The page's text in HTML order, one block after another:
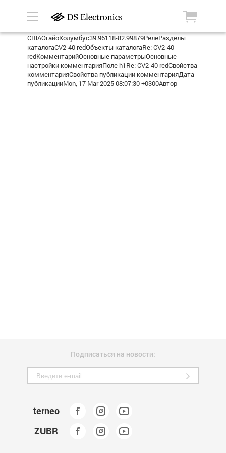
СШАОгайоКолумбус39.96118-82.99879РелеРазделы
каталогаCV2-40 redОбъекты каталогаRe: CV2-40
redКомментарийОсновные параметрыОсновные
настройки комментарияПоле h1Re: CV2-40 redСвойства
комментарияСвойства публикации комментарияДата
публикацииMon, 17 Mar 2025 08:07:30 +0300Автор
Подписаться на новости:
terneo
ZUBR